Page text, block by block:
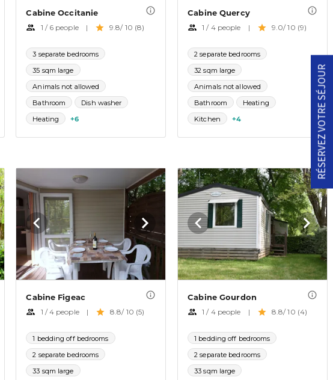
RÉSERVEZ VOTRE SÉJOUR